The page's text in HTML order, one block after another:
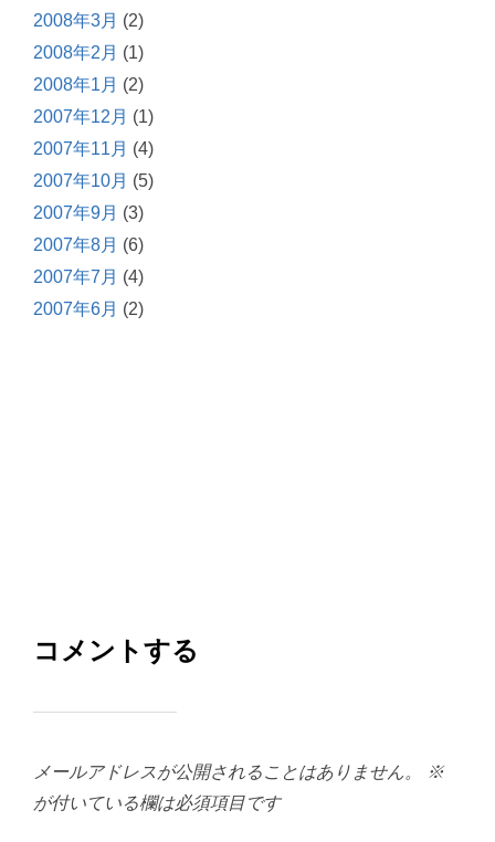
2008年3月 (2)
2008年2月 (1)
2008年1月 (2)
2007年12月 (1)
2007年11月 (4)
2007年10月 (5)
2007年9月 (3)
2007年8月 (6)
2007年7月 (4)
2007年6月 (2)
コメントする
メールアドレスが公開されることはありません。
※
が付いている欄は必須項目です